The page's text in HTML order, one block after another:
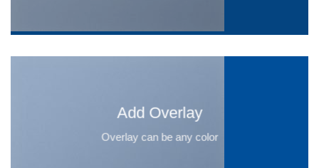
Add Overlay
Overlay can be any color